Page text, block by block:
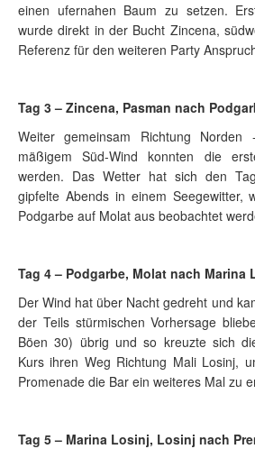
einen ufernahen Baum zu setzen.
wurde direkt in der Bucht Zincena,
Referenz für den weiteren Party
Tag 3 – Zincena, Pasman nach
Weiter gemeinsam Richtung
mäßigem Süd-Wind konnten die
werden. Das Wetter hat sich den
gipfelte Abends in einem Seegewitter,
Podgarbe auf Molat aus beobachtet
Tag 4 – Podgarbe, Molat nach Marina
Der Wind hat über Nacht gedreht und
der Teils stürmischen Vorhersage
Böen 30) übrig und so kreuzte sich
Kurs ihren Weg Richtung Mali Losinj,
Promenade die Bar ein weiteres Mal zu
Tag 5 – Marina Losinj, Losinj nach